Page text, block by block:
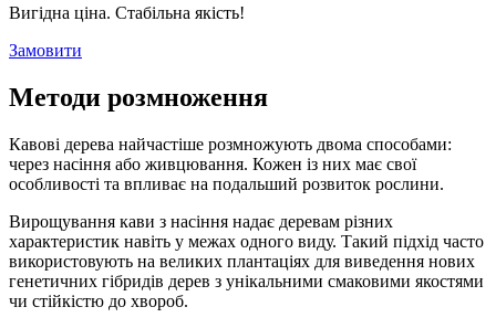
Вигідна ціна. Стабільна якість!
Замовити
Методи розмноження
Кавові дерева найчастіше розмножують двома способами:
через насіння або живцювання. Кожен із них має свої
особливості та впливає на подальший розвиток рослини.
Вирощування кави з насіння надає деревам різних
характеристик навіть у межах одного виду. Такий підхід часто
використовують на великих плантаціях для виведення нових
генетичних гібридів дерев з унікальними смаковими якостями
чи стійкістю до хвороб.